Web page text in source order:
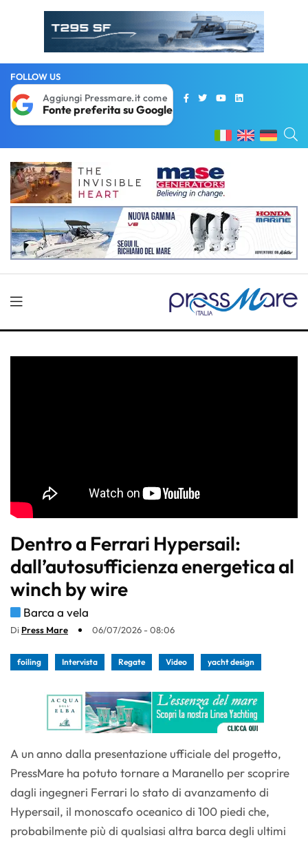
FOLLOW US
Aggiungi Pressmare.it come
Fonte preferita su Google
Dentro a Ferrari Hypersail:
dall’autosufficienza energetica al
winch by wire
Barca a vela
Di Press Mare 06/07/2026 - 08:06
foiling Intervista Regate Video yacht design
A un anno dalla presentazione ufficiale del progetto,
PressMare ha potuto tornare a Maranello per scoprire
dagli ingegneri Ferrari lo stato di avanzamento di
Hypersail, il monoscafo oceanico di 100 piedi che,
probabilmente più di qualsiasi altra barca degli ultimi